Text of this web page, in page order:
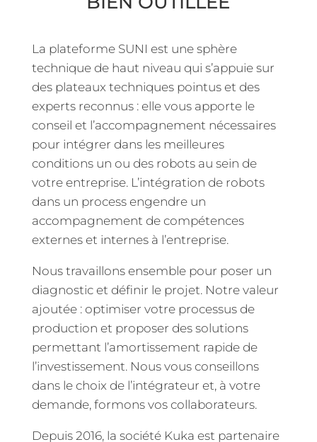
La plateforme SUNI est une sphère
technique de haut niveau qui s’appuie sur
des plateaux techniques pointus et des
experts reconnus : elle vous apporte le
conseil et l’accompagnement nécessaires
pour intégrer dans les meilleures
conditions un ou des robots au sein de
votre entreprise. L’intégration de robots
dans un process engendre un
accompagnement de compétences
externes et internes à l’entreprise.
Nous travaillons ensemble pour poser un
diagnostic et définir le projet. Notre valeur
ajoutée : optimiser votre processus de
production et proposer des solutions
permettant l’amortissement rapide de
l’investissement. Nous vous conseillons
dans le choix de l’intégrateur et, à votre
demande, formons vos collaborateurs.
Depuis 2016, la société Kuka est partenaire